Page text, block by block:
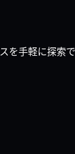
を手軽に探索